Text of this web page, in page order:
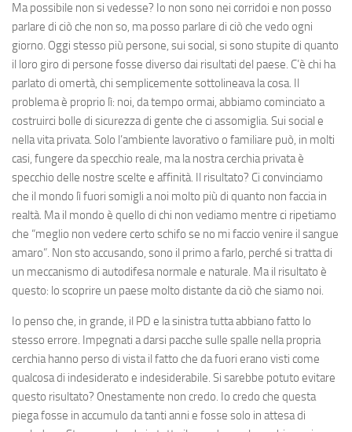
Ma possibile non si vedesse? Io non sono nei corridoi e non posso
parlare di ciò che non so, ma posso parlare di ciò che vedo ogni
giorno. Oggi stesso più persone, sui social, si sono stupite di quanto
il loro giro di persone fosse diverso dai risultati del paese. C’è chi ha
parlato di omertà, chi semplicemente sottolineava la cosa. Il
problema è proprio lì: noi, da tempo ormai, abbiamo cominciato a
costruirci bolle di sicurezza di gente che ci assomiglia. Sui social e
nella vita privata. Solo l’ambiente lavorativo o familiare può, in molti
casi, fungere da specchio reale, ma la nostra cerchia privata è
specchio delle nostre scelte e affinità. Il risultato? Ci convinciamo
che il mondo lì fuori somigli a noi molto più di quanto non faccia in
realtà. Ma il mondo è quello di chi non vediamo mentre ci ripetiamo
che “meglio non vedere certo schifo se no mi faccio venire il sangue
amaro”. Non sto accusando, sono il primo a farlo, perché si tratta di
un meccanismo di autodifesa normale e naturale. Ma il risultato è
questo: lo scoprire un paese molto distante da ciò che siamo noi.
Io penso che, in grande, il PD e la sinistra tutta abbiano fatto lo
stesso errore. Impegnati a darsi pacche sulle spalle nella propria
cerchia hanno perso di vista il fatto che da fuori erano visti come
qualcosa di indesiderato e indesiderabile. Si sarebbe potuto evitare
questo risultato? Onestamente non credo. Io credo che questa
piega fosse in accumulo da tanti anni e fosse solo in attesa di